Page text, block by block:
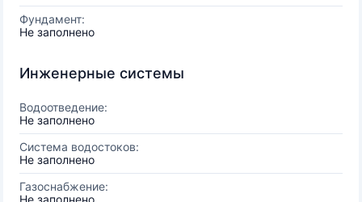
Фундамент:
Не заполнено
Инженерные системы
Водоотведение:
Не заполнено
Система водостоков:
Не заполнено
Газоснабжение:
Не заполнено